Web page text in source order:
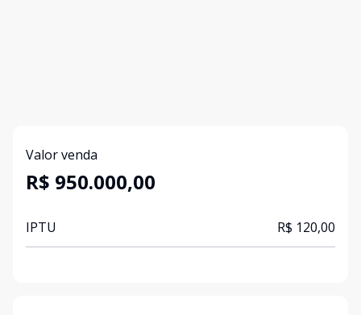
Valor venda
R$ 950.000,00
IPTU R$ 120,00